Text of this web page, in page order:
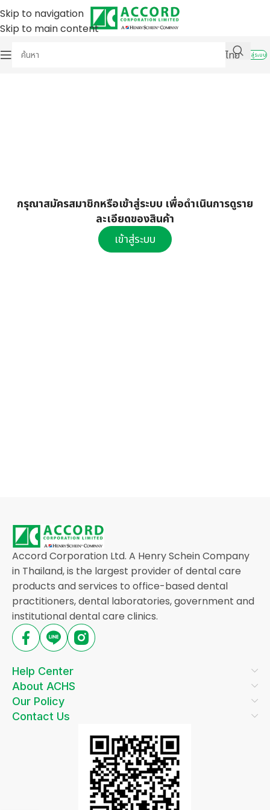
Skip to navigation
Skip to main content
ไทย
เข้าสู่ระบบ
กรุณาสมัครสมาชิกหรือเข้าสู่ระบบ เพื่อดำเนินการดูราย
ละเอียดของสินค้า
เข้าสู่ระบบ
Accord Corporation Ltd. A Henry Schein Company
in Thailand, is the largest provider of dental care
products and services to office-based dental
practitioners, dental laboratories, government and
institutional dental care clinics.
Help Center
About ACHS
Our Policy
Contact Us